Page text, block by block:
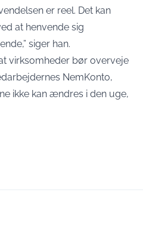
er reel. Det kan
at henvende sig
siger han.
virksomheder bør overveje
NemKonto,
ikke kan ændres i den uge,